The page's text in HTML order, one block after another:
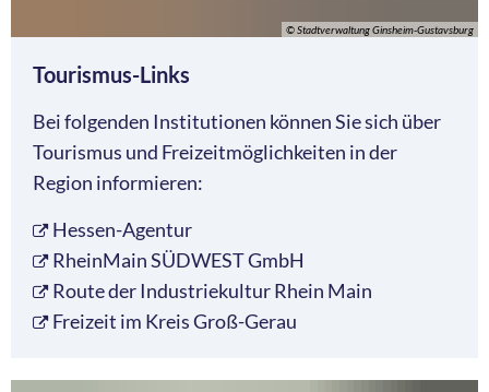
© Stadtverwaltung Ginsheim-Gustavsburg
Tourismus-Links
Bei folgenden Institutionen können Sie sich über
Tourismus und Freizeitmöglichkeiten in der
Region informieren:
Hessen-Agentur
RheinMain SÜDWEST GmbH
Route der Industriekultur Rhein Main
Freizeit im Kreis Groß-Gerau